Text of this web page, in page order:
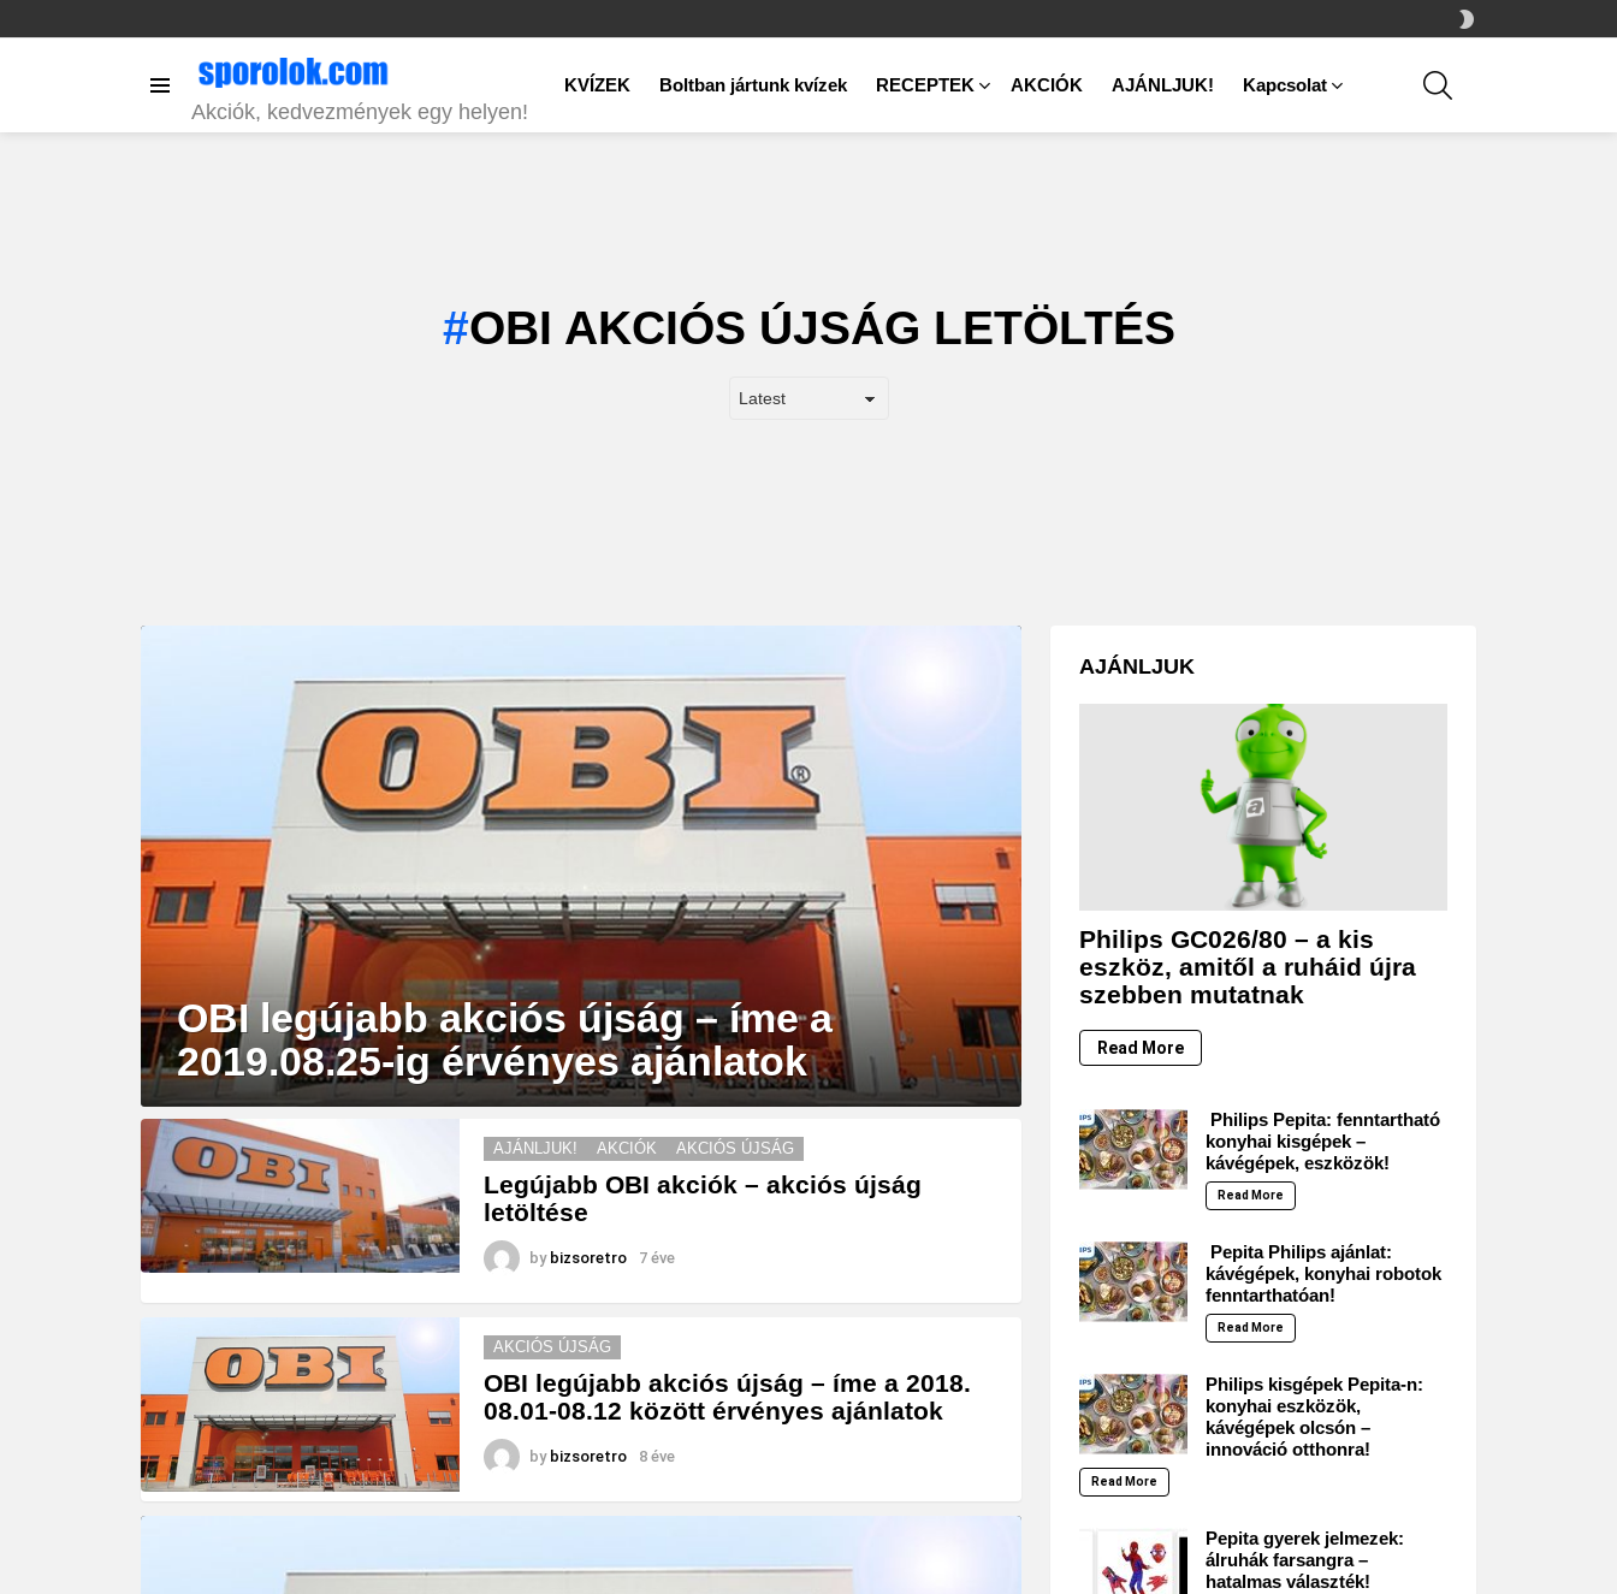
SKIN
Akciók, kedvezmények egy helyen!
KVÍZEK Boltban jártunk kvízek RECEPTEK AKCIÓK AJÁNLJUK! Kapcsolat
OBI AKCIÓS ÚJSÁG LETÖLTÉS
OBI legújabb akciós újság – íme a
2019.08.25-ig érvényes ajánlatok
MORE
STORIES
AJÁNLJUK! AKCIÓK AKCIÓS ÚJSÁG
Legújabb OBI akciók – akciós újság
letöltése
by bizsoretro 7 éve
AKCIÓS ÚJSÁG
OBI legújabb akciós újság – íme a 2018.
08.01-08.12 között érvényes ajánlatok
by bizsoretro 8 éve
AJÁNLJUK
Philips GC026/80 – a kis
eszköz, amitől a ruháid újra
szebben mutatnak
Read More
Philips Pepita: fenntartható
konyhai kisgépek –
kávégépek, eszközök!
Read More
Pepita Philips ajánlat:
kávégépek, konyhai robotok
fenntarthatóan!
Read More
Philips kisgépek Pepita-n:
konyhai eszközök,
kávégépek olcsón –
innováció otthonra!
Read More
Pepita gyerek jelmezek:
álruhák farsangra –
hatalmas választék!